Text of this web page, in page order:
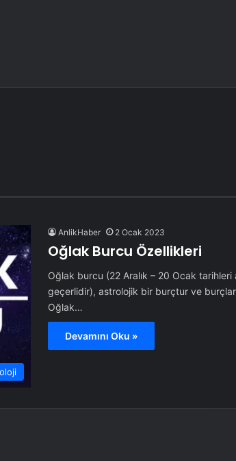
AnlikHaber 2 Ocak 2023
Oğlak Burcu Özellikleri
Oğlak burcu (22 Aralık – 20 Ocak tarihleri
geçerlidir), astrolojik bir burçtur ve
Oğlak…
Devamını Oku »